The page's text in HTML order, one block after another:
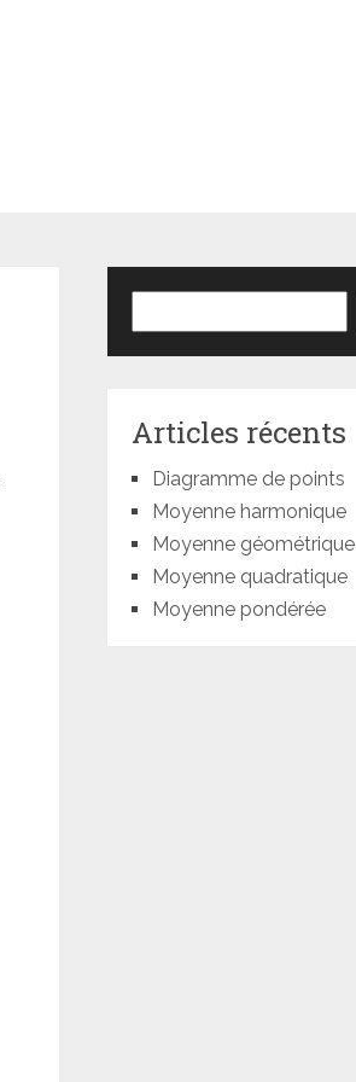
Articles récents
Diagramme de points
Moyenne harmonique
Moyenne géométrique
Moyenne quadratique
Moyenne pondérée